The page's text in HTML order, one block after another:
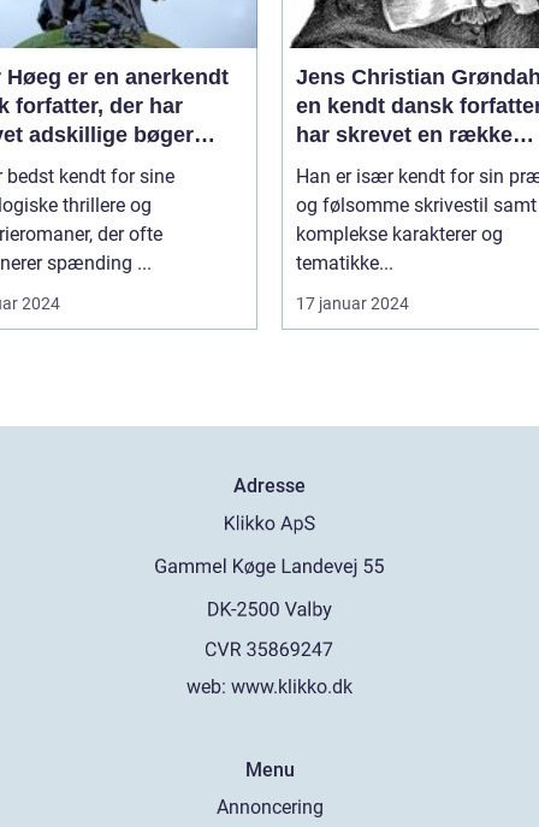
Høeg er en anerkendt
forfatter, der har
adskillige bøger
for forskellige genrer
bedst kendt for sine
thrillere og
der ofte
spænding ...
2024
Jens Christian
en kendt dansk
har skrevet en række
populære bøger
Han er især kendt for sin
og følsomme skrivestil
komplekse karakterer og
tematikke...
17 januar 2024
Adresse
web: www.klikko.dk
Menu
Annoncering